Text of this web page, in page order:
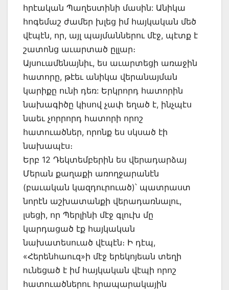
հրէական Պաղեստինի մասին: Անիկա
հոգեմաշ ժամեր խլեց իմ հայկական մեծ
վէպէն, որ, այլ պայմաններու մէջ, պէտք է
շատոնց աւարտած ըլլար։
Այսուամենայնիւ, ես աւարտեցի առաջին
հատորը, թէեւ անիկա վերանայման
կարիքը ունի դեռ: Երկրորդ հատորին
նախագիծը կիսով չափ եղած է, ինչպէս
նաեւ չորրորդ հատորի որոշ
հատուածներ, որոնք ես սկսած էի
նախապէս։
Երբ 12 Դեկտեմբերին ես վերադարձայ
Մերան քաղաքի առողջարանէն
(բաւական կազդուրուած)՝ պատրաստ
նորէն աշխատանքի վերադառնալու,
լսեցի, որ Պերլինի մէջ գլուխ մը
կարդացած էք հայկական
նախատեսուած վէպէն։ Ի դէպ,
«Հերենհաուզ»ի մէջ երեկոյեան տեղի
ունեցած է իմ հայկական վէպի որոշ
հատուածներու հրապարակային